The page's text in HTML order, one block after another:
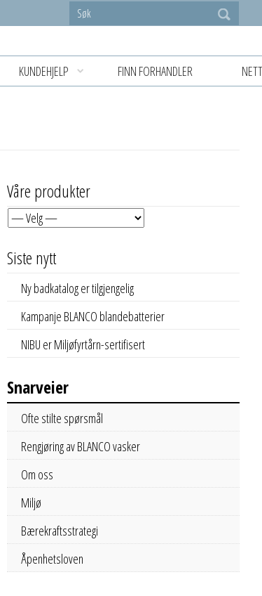
KUNDEHJELP FINN FORHANDLER
Våre produkter
Siste nytt
Ny badkatalog er tilgjengelig
Kampanje BLANCO blandebatterier
NIBU er Miljøfyrtårn-sertifisert
Snarveier
Ofte stilte spørsmål
Rengjøring av BLANCO vasker
Om oss
Miljø
Bærekraftsstrategi
Åpenhetsloven